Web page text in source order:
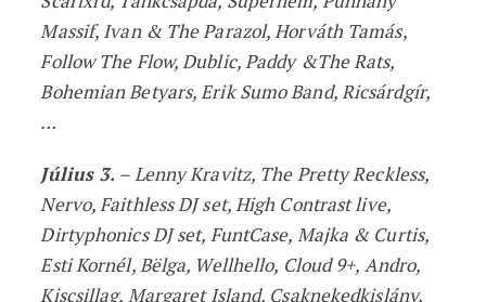
Massif, Ivan & The Parazol, Horváth Tamás,
Follow The Flow, Dublic, Paddy &The Rats,
Bohemian Betyars, Erik Sumo Band, Ricsárdgír,
…
Július 3. – Lenny Kravitz, The Pretty Reckless,
Nervo, Faithless DJ set, High Contrast live,
Dirtyphonics DJ set, FuntCase, Majka & Curtis,
Esti Kornél, Bëlga, Wellhello, Cloud 9+, Andro,
Kiscsillag, Margaret Island, Csaknekedkislány,